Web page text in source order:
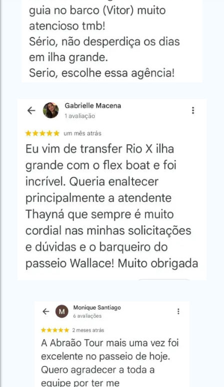
Paradisíacas
Gruta
Acaiá
Azul de
Romântico
no Saco do
Céu
Despedida
de Solteira
Caipirinha
Grande
Bate e
Volta
Rio x
Ilha
Grande
Gruta
Acaiá
Lagoa
Azul de
Escuna
Céu
de Solteira
Caipirinha
Tour na
Ilha
Passeio
Bate e
Rio x
Ilha
Grande